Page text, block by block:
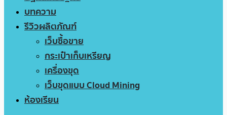
บทความ
รีวิวผลิตภัณฑ์
เว็บซื้อขาย
กระเป๋าเก็บเหรียญ
เครื่องขุด
เว็บขุดแบบ Cloud Mining
ห้องเรียน